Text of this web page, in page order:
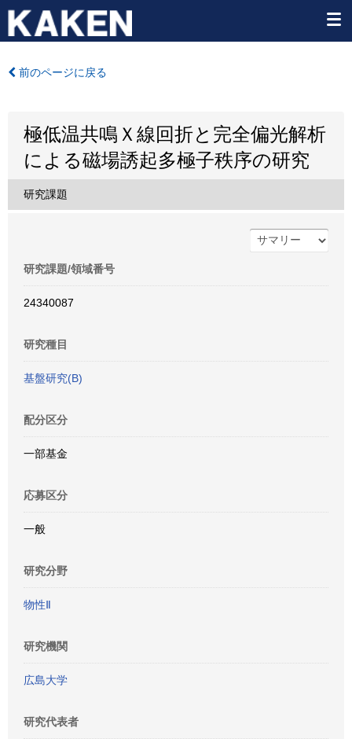
前のページに戻る
極低温共鳴Ｘ線回折と完全偏光解析
による磁場誘起多極子秩序の研究
研究課題
研究課題/領域番号
24340087
研究種目
基盤研究(B)
配分区分
一部基金
応募区分
一般
研究分野
物性Ⅱ
研究機関
広島大学
研究代表者